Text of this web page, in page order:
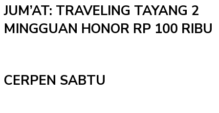
JUM’AT: TRAVELING TAYANG 2
MINGGUAN HONOR RP 100 RIBU
CERPEN SABTU